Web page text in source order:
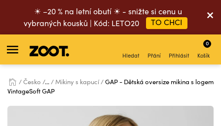
☀ –20 % na letní obutí ☀ - snižte si cenu u
vybraných kousků | Kód: LETO20
TO CHCI
Hledat Přání Přihlásit Košík
0
Česko ... Mikiny s kapucí
GAP - Dětská oversize mikina s logem
VintageSoft GAP